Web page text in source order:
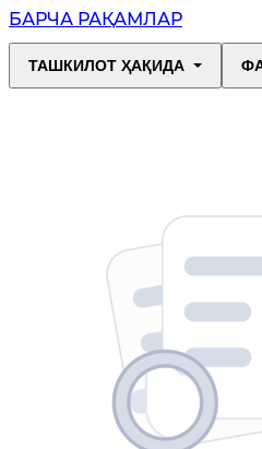
БАРЧА РАҚАМЛАР
ТАШКИЛОТ ҲАҚИДА